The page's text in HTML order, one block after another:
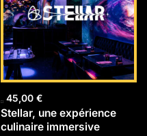
45,00 €
Stellar, une expérience
culinaire immersive